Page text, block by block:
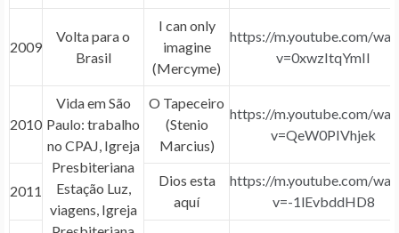
2009
Volta para o
Brasil
I can only
imagine
(Mercyme)
https://m.youtube.com/
v=0xwzItqYmII
2010
Vida em São
Paulo: trabalho
no CPAJ, Igreja
Presbiteriana
Estação Luz,
viagens, Igreja
O Tapeceiro
(Stenio
Marcius)
https://m.youtube.com/
v=QeW0PIVhjek
2011
Dios esta
aquí
https://m.youtube.com/
v=-1lEvbddHD8